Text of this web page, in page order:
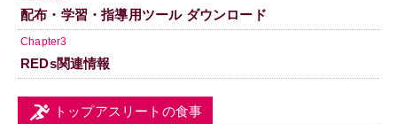
配布・学習・指導用ツール ダウンロード
Chapter3
REDs関連情報
トップアスリートの食事